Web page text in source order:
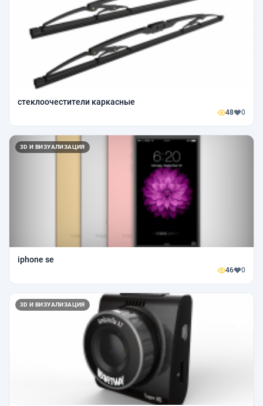
стеклоочестители каркасные
48 0
3D И ВИЗУАЛИЗАЦИЯ
iphone se
46 0
3D И ВИЗУАЛИЗАЦИЯ